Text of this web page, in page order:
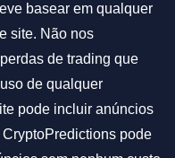
basear em qualquer
site. Não nos
de trading que
de qualquer
pode incluir anúncios
pode